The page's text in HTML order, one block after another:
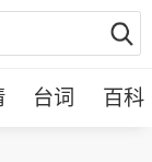
台词 百科